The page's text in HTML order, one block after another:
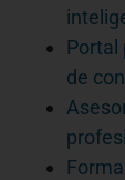
Portal
de